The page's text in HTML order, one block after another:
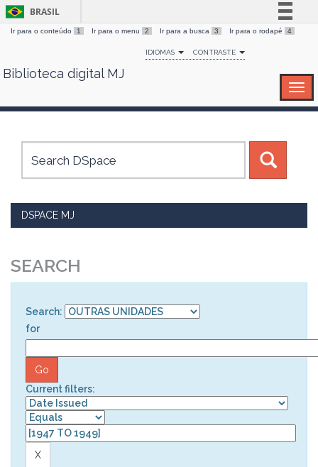
Skip
BRASIL
Simplifique!
Comunica BR
Canais
Ir para o conteúdo 1 Ir para o menu 2 Ir para a busca 3 Ir para o rodapé 4
IDIOMAS CONTRASTE
Biblioteca digital MJ
DSPACE MJ
SEARCH
Search:
for
Current filters: